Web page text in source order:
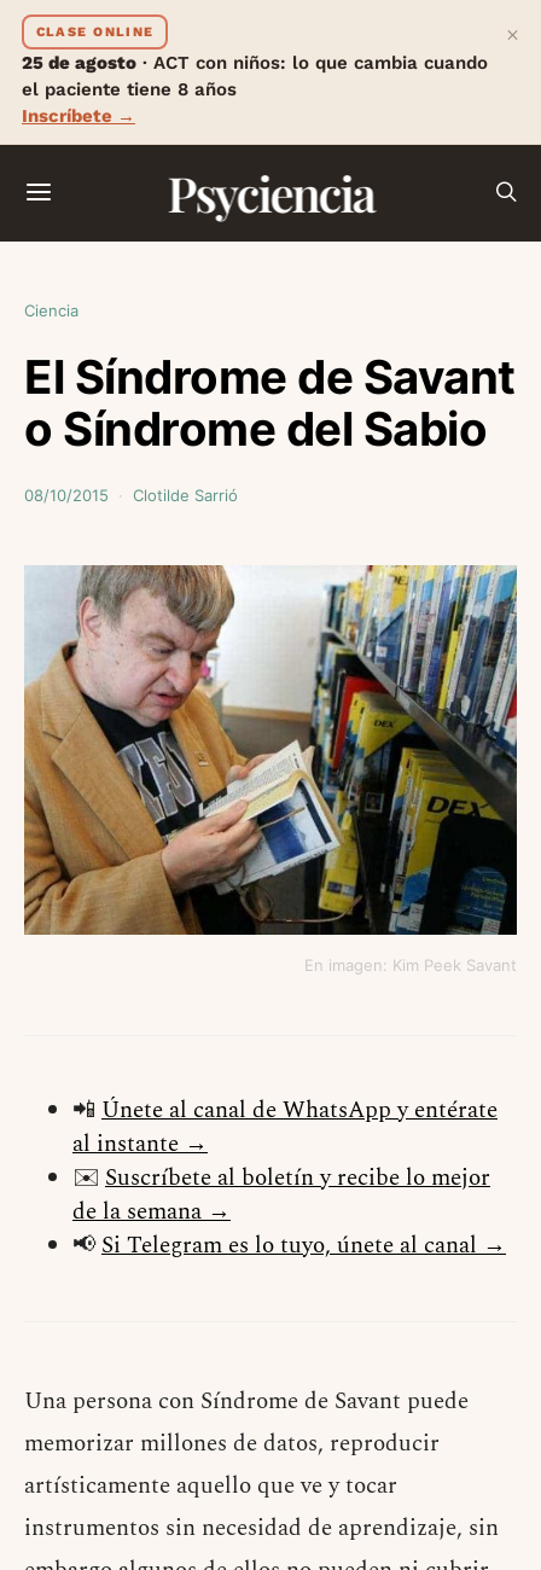
CLASE ONLINE
25 de agosto · ACT con niños: lo que cambia cuando
el paciente tiene 8 años
Inscríbete →
×
Psyciencia
Ciencia
El Síndrome de Savant
o Síndrome del Sabio
08/10/2015 Clotilde Sarrió
En imagen: Kim Peek Savant
📲 Únete al canal de WhatsApp y entérate
al instante →
✉️ Suscríbete al boletín y recibe lo mejor
de la semana →
📢Si Telegram es lo tuyo, únete al canal →
Una persona con Síndrome de Savant puede
memorizar millones de datos, reproducir
artísticamente aquello que ve y tocar
instrumentos sin necesidad de aprendizaje, sin